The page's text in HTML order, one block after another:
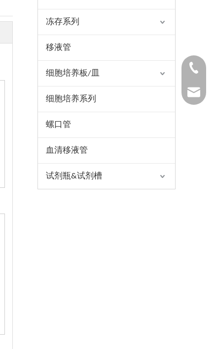
冻存系列
移液管
细胞培养板/皿
细胞培养系列
螺口管
血清移液管
试剂瓶&试剂槽